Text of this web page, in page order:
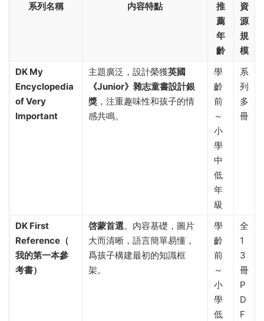
系列名稱 内容特點
推
薦
年
齡
資
源
規
模
DK My
Encyclopedia
of Very
Important
主題廣泛，設計榮獲英國
《Junior》雜志童書設計銀
獎 ，注重趣味性和孩子的情
感共鳴。
學
齡
前
～
小
學
中
低
年
級
系
列
多
冊
DK First
Reference（
我的第一本參
考書）
啓蒙首選。内容基礎，圖片
大而清晰，語言簡單易懂，
爲孩子構建最初的知識框
架。
學
齡
前
～
小
學
低
全
1
3
冊
P
D
F